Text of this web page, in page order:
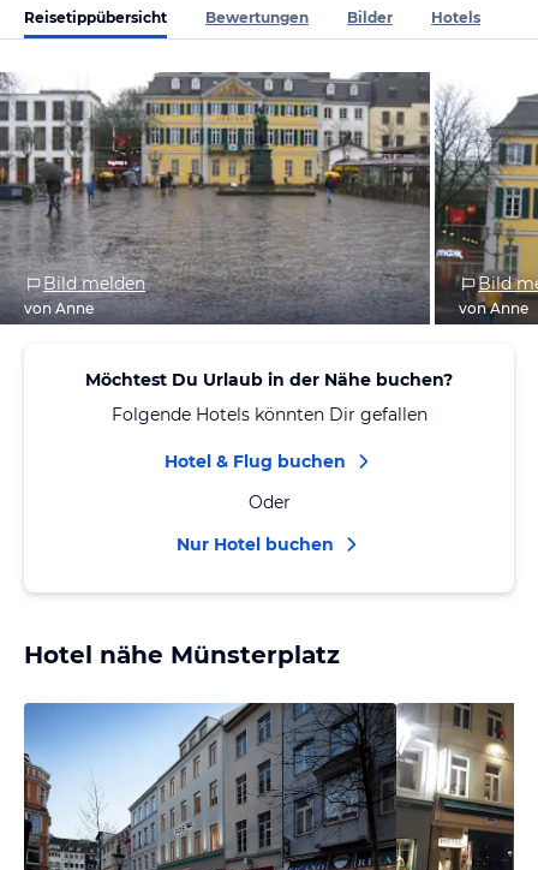
Reisetippübersicht Bewertungen Bilder Hotels
Bild melden
von Anne
Bild
von Anne
Möchtest Du Urlaub in der Nähe buchen?
Folgende Hotels könnten Dir gefallen
Hotel & Flug buchen
Oder
Nur Hotel buchen
Hotel nähe Münsterplatz